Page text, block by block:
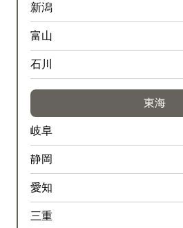
新潟
富山
石川
東海
岐阜
静岡
愛知
三重